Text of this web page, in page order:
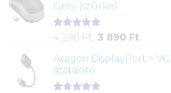
alapján
Grey (szürke)
Értékelés
ből,
1
értékelés
alapján
4 290 Ft
Original
was:
290 Ft.
3 890 FtCurrent
is:
Axagon DisplayPort >
átalakító